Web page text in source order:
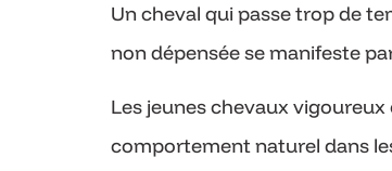
Un cheval qui passe trop de
non dépensée se manifeste
Les jeunes chevaux
comportement naturel dans